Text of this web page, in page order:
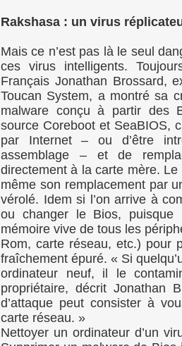
Rakshasa : un virus
Mais ce n’est pas là le seul
ces virus intelligents.
Français Jonathan Brossard,
Toucan System, a montré sa
malware conçu à partir des
source Coreboot et SeaBIOS,
par Internet – ou d’être
assemblage – et de
directement à la carte mère.
même son remplacement par
vérolé. Idem si l’on arrive à
ou changer le Bios,
mémoire vive de tous les
Rom, carte réseau, etc.) pour
fraîchement épuré. « Si
ordinateur neuf, il le
propriétaire, décrit Jonathan
d’attaque peut consister à
carte réseau. »
Nettoyer un ordinateur d’un